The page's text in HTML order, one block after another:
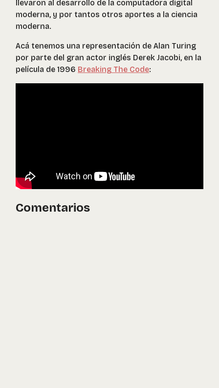
llevaron al desarrollo de la computadora digital
moderna, y por tantos otros aportes a la ciencia
moderna.
Acá tenemos una representación de Alan Turing
por parte del gran actor inglés Derek Jacobi, en la
película de 1996 Breaking The Code:
Comentarios